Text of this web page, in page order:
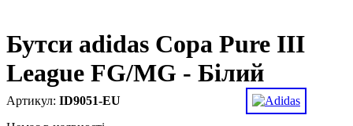
Бутси adidas Copa Pure III
League FG/MG - Білий
ID9051-EU